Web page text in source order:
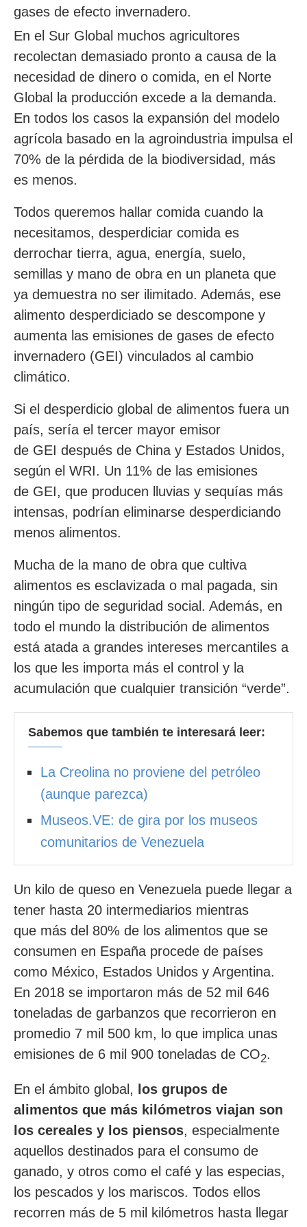
gases de efecto invernadero.
En el Sur Global muchos agricultores
recolectan demasiado pronto a causa de la
necesidad de dinero o comida, en el Norte
Global la producción excede a la demanda.
En todos los casos la expansión del modelo
agrícola basado en la agroindustria impulsa el
70% de la pérdida de la biodiversidad, más
es menos.
Todos queremos hallar comida cuando la
necesitamos, desperdiciar comida es
derrochar tierra, agua, energía, suelo,
semillas y mano de obra en un planeta que
ya demuestra no ser ilimitado. Además, ese
alimento desperdiciado se descompone y
aumenta las emisiones de gases de efecto
invernadero (GEI) vinculados al cambio
climático.
Si el desperdicio global de alimentos fuera un
país, sería el tercer mayor emisor
de GEI después de China y Estados Unidos,
según el WRI. Un 11% de las emisiones
de GEI, que producen lluvias y sequías más
intensas, podrían eliminarse desperdiciando
menos alimentos.
Mucha de la mano de obra que cultiva
alimentos es esclavizada o mal pagada, sin
ningún tipo de seguridad social. Además, en
todo el mundo la distribución de alimentos
está atada a grandes intereses mercantiles a
los que les importa más el control y la
acumulación que cualquier transición “verde”.
Sabemos que también te interesará leer:
La Creolina no proviene del petróleo
(aunque parezca)
Museos.VE: de gira por los museos
comunitarios de Venezuela
Un kilo de queso en Venezuela puede llegar a
tener hasta 20 intermediarios mientras
que más del 80% de los alimentos que se
consumen en España procede de países
como México, Estados Unidos y Argentina.
En 2018 se importaron más de 52 mil 646
toneladas de garbanzos que recorrieron en
promedio 7 mil 500 km, lo que implica unas
emisiones de 6 mil 900 toneladas de CO2.
En el ámbito global,
los grupos de
alimentos que más kilómetros viajan son
los cereales y los piensos, especialmente
aquellos destinados para el consumo de
ganado, y otros como el café y las especias,
los pescados y los mariscos. Todos ellos
recorren más de 5 mil kilómetros hasta llegar